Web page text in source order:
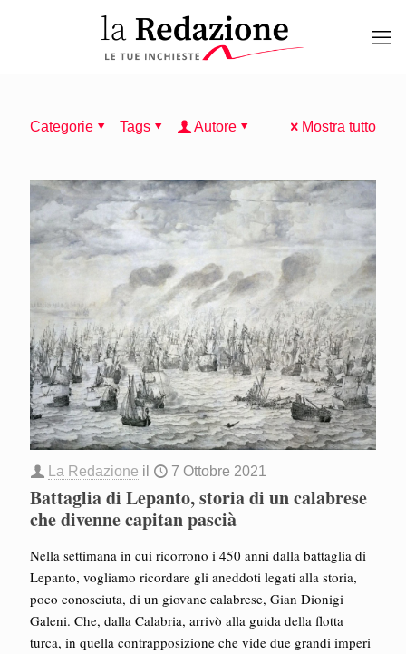
Categorie Tags Autore Mostra tutto
La Redazione il 7 Ottobre 2021
Battaglia di Lepanto, storia di un calabrese
che divenne capitan pascià
Nella settimana in cui ricorrono i 450 anni dalla battaglia di
Lepanto, vogliamo ricordare gli aneddoti legati alla storia,
poco conosciuta, di un giovane calabrese, Gian Dionigi
Galeni. Che, dalla Calabria, arrivò alla guida della flotta
turca, in quella contrapposizione che vide due grandi imperi